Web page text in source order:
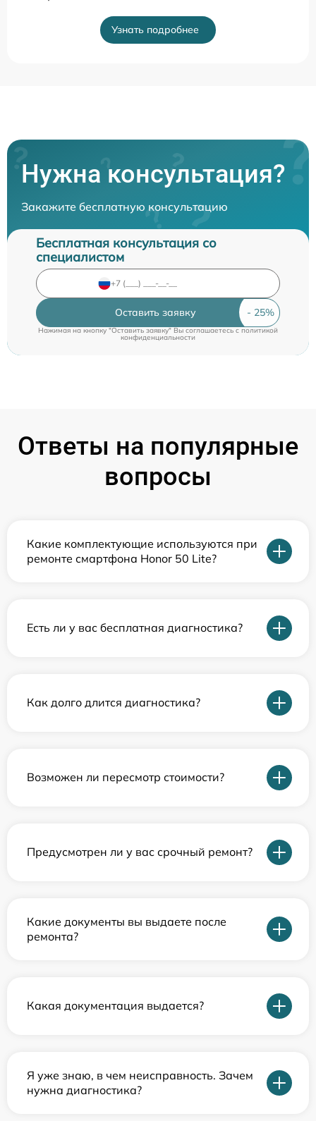
Узнать подробнее
Нужна консультация?
Закажите бесплатную консультацию
Бесплатная консультация со
специалистом
Оставить заявку
Нажимая на кнопку "Оставить заявку" Вы соглашаетесь cполитикой
конфиденциальности
Ответы на популярные
вопросы
Какие комплектующие используются при
ремонте смартфона Honor 50 Lite?
Есть ли у вас бесплатная диагностика?
Как долго длится диагностика?
Возможен ли пересмотр стоимости?
Предусмотрен ли у вас срочный ремонт?
Какие документы вы выдаете после
ремонта?
Какая документация выдается?
Я уже знаю, в чем неисправность. Зачем
нужна диагностика?